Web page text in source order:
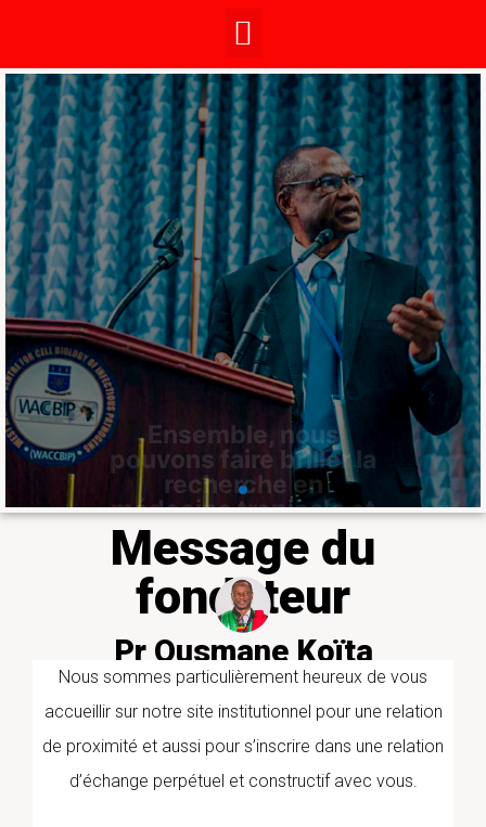
Ensemble, nous
pouvons faire briller la
recherche en
médecine tropicale et
en agriculture en
Afrique
Le Laboratoire fait partie du 𝐝𝐮 𝐡𝐚𝐮𝐭
𝐂𝐨𝐥𝐥𝐞̀𝐠𝐞 𝐝𝐞𝐬 𝐛𝐨𝐮𝐫𝐬𝐢𝐞𝐫𝐬 𝐢𝐧𝐭𝐞𝐫𝐧𝐚𝐭𝐢𝐨𝐧𝐚𝐮𝐱
𝐝𝐢𝐬𝐭𝐢𝐧𝐠𝐮𝐞́𝐬 𝐝𝐞 𝐥𝐚 𝐒𝐨𝐜𝐢𝐞́𝐭𝐞́ 𝐚𝐦𝐞́𝐫𝐢𝐜𝐚𝐢𝐧𝐞 𝐝𝐞
𝐦𝐞́𝐝𝐞𝐜𝐢𝐧𝐞 𝐭𝐫𝐨𝐩𝐢𝐜𝐚𝐥𝐞 𝐞𝐭 𝐝'𝐡𝐲𝐠𝐢𝐞̀𝐧𝐞 à travers
Professeur Ousmane Koïta
En savoir plus
Message du
fondateur
Pr Ousmane Koïta
PharmD/PhD PARASITOLOGIE
MOLECULAIRE
Nous sommes particulièrement heureux de vous
accueillir sur notre site institutionnel pour une relation
de proximité et aussi pour s’inscrire dans une relation
d’échange perpétuel et constructif avec vous.